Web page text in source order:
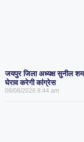
जयपुर जिला अध्यक्ष सुनील
घेराव करेगी कांग्रेस
08/08/2026 8:44 am